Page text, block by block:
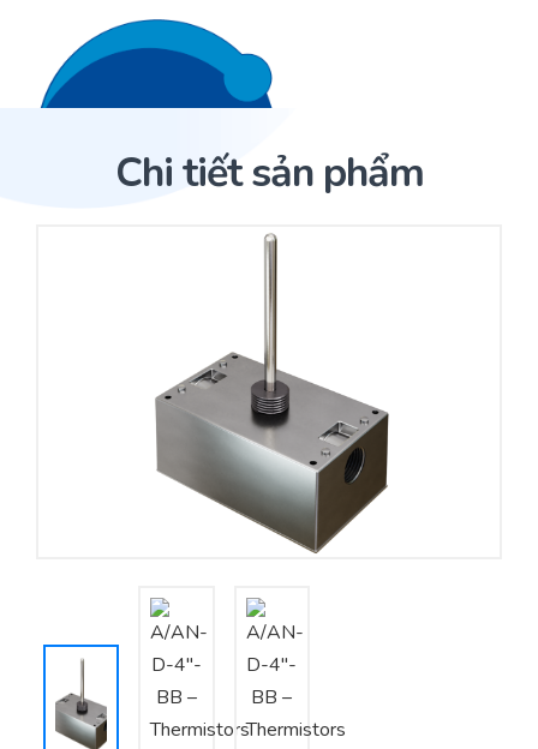
Trang Chủ
Nhà phân phối cảm biến
Nhà sản xuất thiết bị điều khiển
Cung cấp giải pháp quản lý cho toà nhà (BMS)
Tư vấn – Thiết kế – Cung cấp thiết bị HVAC
Tư vấn thiết kế, thi công tủ điều khiển
Thi công – Lắp đặt hệ thống HVAC
Chi tiết sản phẩm
Sản phẩm